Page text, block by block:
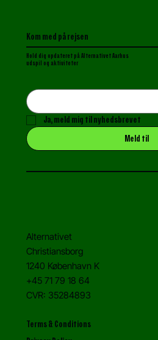
Kom med på rejsen
Hold dig opdateret på Alternativet Aarhus
udspil og aktiviteter
Ja, meld mig til nyhedsbrevet
Meld til
Alternativet
Christiansborg
1240 København K
+45 71 79 18 64
CVR: 35284893
Terms & Conditions